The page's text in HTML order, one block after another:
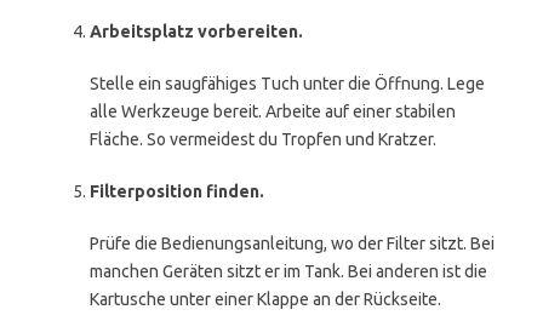
Arbeitsplatz vorbereiten.
Stelle ein saugfähiges Tuch unter die Öffnung. Lege
alle Werkzeuge bereit. Arbeite auf einer stabilen
Fläche. So vermeidest du Tropfen und Kratzer.
Filterposition finden.
Prüfe die Bedienungsanleitung, wo der Filter sitzt. Bei
manchen Geräten sitzt er im Tank. Bei anderen ist die
Kartusche unter einer Klappe an der Rückseite.